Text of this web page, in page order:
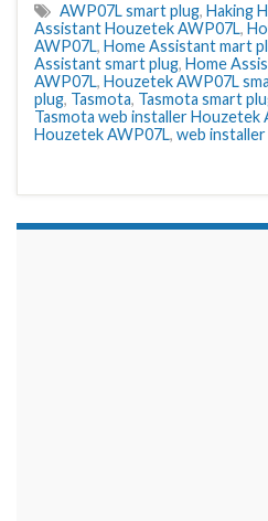
AWP07L smart plug, Haking
Assistant Houzetek AWP07L,
AWP07L, Home Assistant mart
Assistant smart plug, Home
AWP07L, Houzetek AWP07L
plug, Tasmota, Tasmota smart
Tasmota web installer Houzetek
Houzetek AWP07L, web